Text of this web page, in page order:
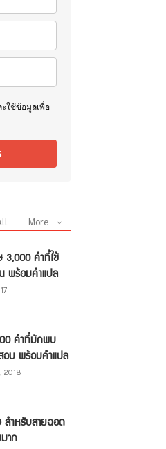
ใช้ข้อมูลเพื่อ
More
คำที่ใช้
พร้อมคำแปล
คำที่มักพบ
บ พร้อมคำแปล
2018
สำหรับสายฉอด
าก